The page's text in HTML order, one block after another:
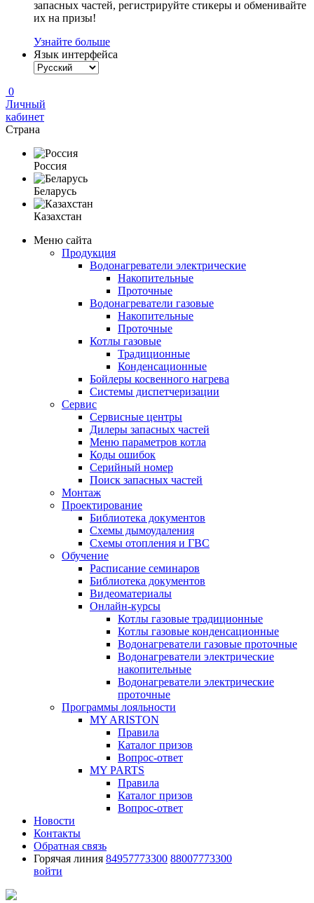
запасных частей, регистрируйте стикеры и обменивайте
их на призы!
Узнайте больше
Язык интерфейса
0
Личный
кабинет
Страна
Россия
Беларусь
Казахстан
Меню сайта
Продукция
Водонагреватели электрические
Накопительные
Проточные
Водонагреватели газовые
Накопительные
Проточные
Котлы газовые
Традиционные
Конденсационные
Бойлеры косвенного нагрева
Системы диспетчеризации
Сервис
Сервисные центры
Дилеры запасных частей
Меню параметров котла
Коды ошибок
Серийный номер
Поиск запасных частей
Монтаж
Проектирование
Библиотека документов
Схемы дымоудаления
Схемы отопления и ГВС
Обучение
Расписание семинаров
Библиотека документов
Видеоматериалы
Онлайн-курсы
Котлы газовые традиционные
Котлы газовые конденсационные
Водонагреватели газовые проточные
Водонагреватели электрические
накопительные
Водонагреватели электрические
проточные
Программы лояльности
MY ARISTON
Правила
Каталог призов
Вопрос-ответ
MY PARTS
Правила
Каталог призов
Вопрос-ответ
Новости
Контакты
Обратная связь
Горячая линия 84957773300 88007773300
войти